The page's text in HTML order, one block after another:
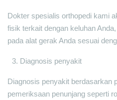
Dokter spesialis orthopedi kami
fisik terkait dengan keluhan
pada alat gerak Anda sesuai
Diagnosis penyakit
Diagnosis penyakit berdasarkan
pemeriksaan penunjang seperti